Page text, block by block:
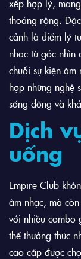
xếp hợp lý,
thoáng rộng.
cảnh là điểm lý
nhạc từ góc nhìn
chuỗi sự kiện âm
hợp những nghệ
sống động và
Dịch
uống
Empire Club
âm nhạc, mà
với nhiều combo
thể thưởng thức
cao cấp được